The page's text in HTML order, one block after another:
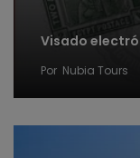
Visado
Por Nubia Tours